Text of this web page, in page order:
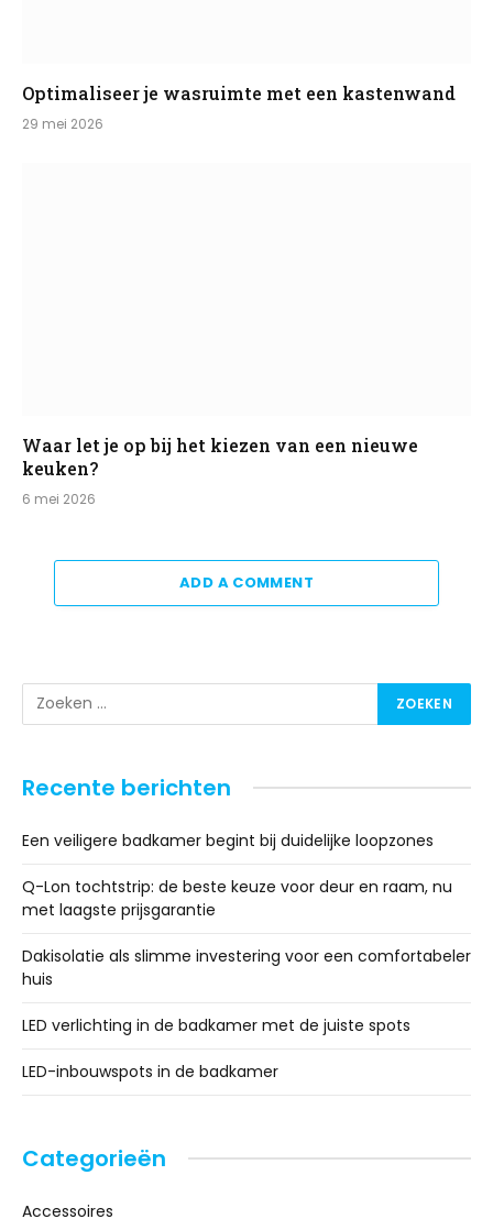
Optimaliseer je wasruimte met een kastenwand
29 mei 2026
Waar let je op bij het kiezen van een nieuwe
keuken?
6 mei 2026
ADD A COMMENT
Recente berichten
Een veiligere badkamer begint bij duidelijke loopzones
Q-Lon tochtstrip: de beste keuze voor deur en raam, nu
met laagste prijsgarantie
Dakisolatie als slimme investering voor een comfortabeler
huis
LED verlichting in de badkamer met de juiste spots
LED-inbouwspots in de badkamer
Categorieën
Accessoires